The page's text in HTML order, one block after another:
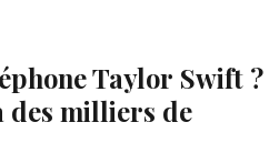
Taylor Swift ?
des milliers de